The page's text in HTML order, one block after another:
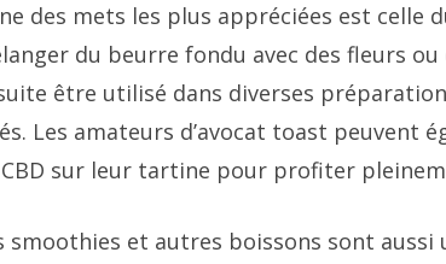
des mets les plus appréciées est celle
du beurre fondu avec des fleurs
être utilisé dans diverses
Les amateurs d’avocat toast peuvent
sur leur tartine pour profiter
smoothies et autres boissons sont aussi